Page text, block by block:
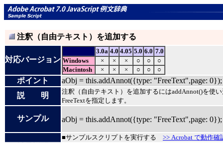
注釈（自由テキスト ）を追加する
対応バージョン
3.0a 4.0 4.05 5.0 6.0 7.0
Windows
× × × ○ ○
○
Macintosh
× × × ○ ○ ○
ポイント
aObj = this.addAnnot({type: "FreeText",page: 0});
説 明
注釈（自由テキスト）を追加するにはaddAnnot()を使
FreeTextを指定します。
サンプル aObj = this.addAnnot({type: "FreeText",page: 0});
■サンプルスクリプトを実行する >> Acrobat で動作確